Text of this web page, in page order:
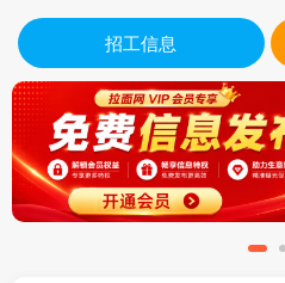
招工信息